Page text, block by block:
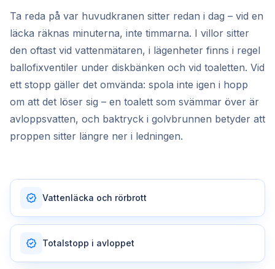
Ta reda på var huvudkranen sitter redan i dag – vid en
läcka räknas minuterna, inte timmarna. I villor sitter
den oftast vid vattenmätaren, i lägenheter finns i regel
ballofixventiler under diskbänken och vid toaletten. Vid
ett stopp gäller det omvända: spola inte igen i hopp
om att det löser sig – en toalett som svämmar över är
avloppsvatten, och baktryck i golvbrunnen betyder att
proppen sitter längre ner i ledningen.
Vattenläcka och rörbrott
Totalstopp i avloppet